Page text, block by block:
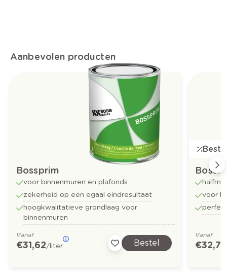
Aanbevolen producten
Bossprim
voor binnenmuren en plafonds
zekerheid op een egaal eindresultaat
hoogkwalitatieve grondlaag voor
binnenmuren
Vanaf
€ 31,62/liter Bestel
voor
Vanaf
€ 32,73